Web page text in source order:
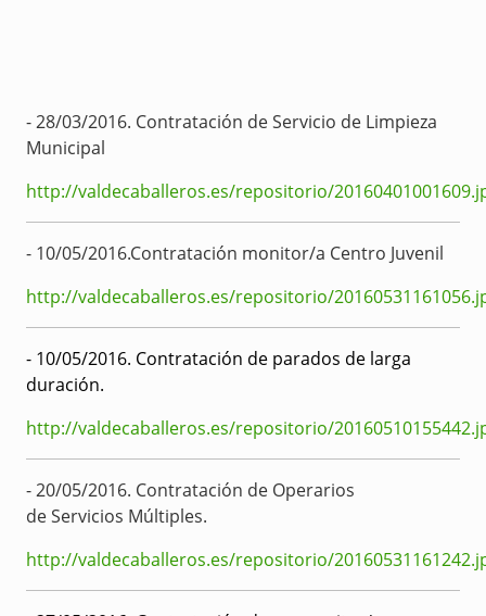
- 28/03/2016. Contratación de Servicio de Limpieza
Municipal
http://valdecaballeros.es/repositorio/
- 10/05/2016.Contratación monitor/a Centro Juvenil
http://valdecaballeros.es/repositorio/
- 10/05/2016. Contratación de parados de larga
duración.
http://valdecaballeros.es/repositorio/
- 20/05/2016. Contratación de Operarios
de Servicios Múltiples.
http://valdecaballeros.es/repositorio/